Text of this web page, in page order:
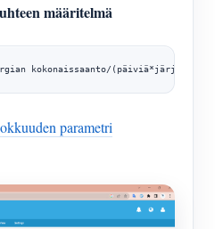
määritelmä
kokonaissaanto/
parametri